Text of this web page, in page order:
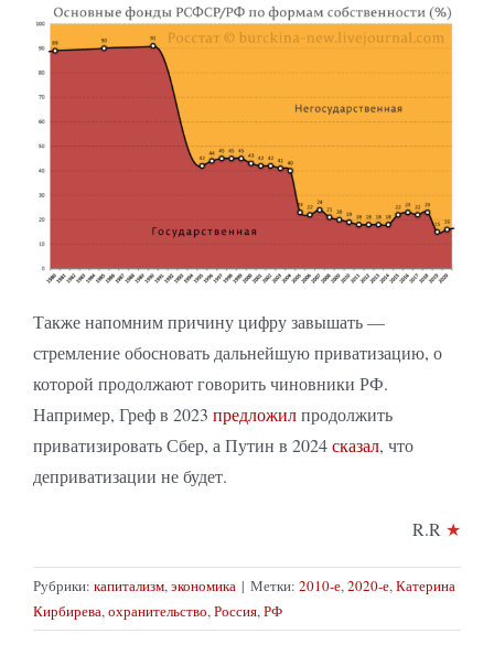
Также напомним причину цифру завышать —
стремление обосновать дальнейшую приватизацию, о
которой продолжают говорить чиновники РФ.
Например, Греф в 2023 предложилпродолжить
приватизировать Сбер, а Путин в 2024сказал, что
деприватизации не будет.
R.R ★
Рубрики: капитализм, экономика | Метки: 2010-е, 2020-е, Катерина
Кирбирева, охранительство, Россия, РФ